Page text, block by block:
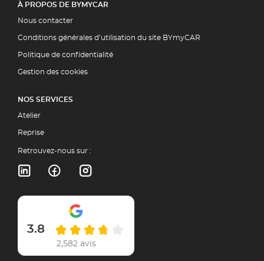
À PROPOS DE BYMYCAR
Nous contacter
Conditions générales d’utilisation du site BYmyCAR
Politique de confidentialité
Gestion des cookies
NOS SERVICES
Atelier
Reprise
Retrouvez-nous sur :
3.8
2,582 avis